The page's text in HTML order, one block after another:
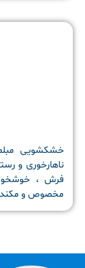
خشکشویی
ناهارخوری و
فرش ،
مخصوص و